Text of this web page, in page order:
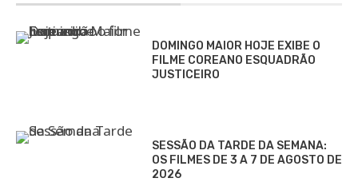
DOMINGO MAIOR HOJE EXIBE O
FILME COREANO ESQUADRÃO
JUSTICEIRO
SESSÃO DA TARDE DA SEMANA:
OS FILMES DE 3 A 7 DE AGOSTO DE
2026